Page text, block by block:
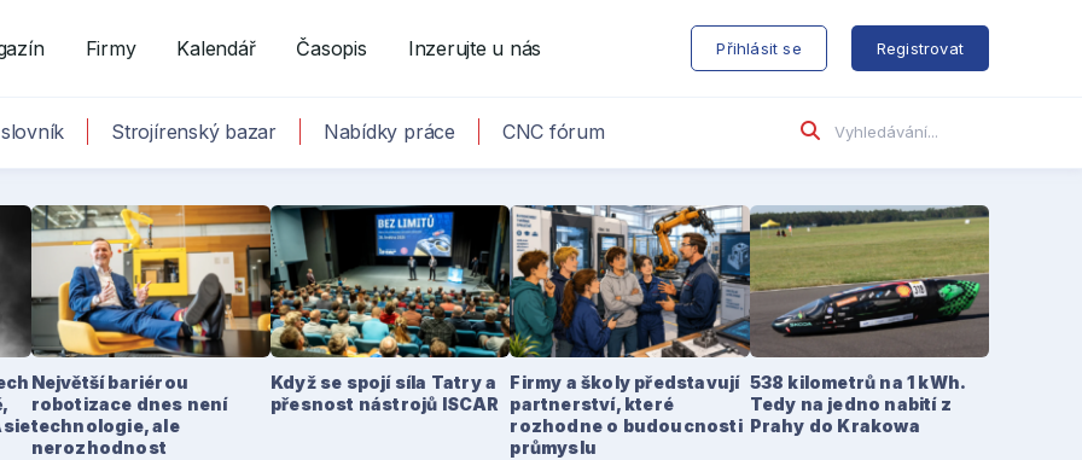
Firmy Kalendář Časopis Inzerujte u nás Přihlásit se Registrovat
Strojírenský bazar Nabídky práce CNC fórum
Největší bariérou
robotizace dnes není
technologie, ale
nerozhodnost
Když se spojí síla Tatry a
přesnost nástrojů ISCAR
Firmy a školy představují
partnerství, které
rozhodne o budoucnosti
průmyslu
538 kilometrů na 1 kWh.
Tedy na jedno nabití z
Prahy do Krakowa